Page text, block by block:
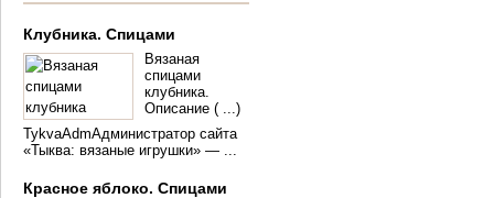
Клубника. Спицами
Вязаная
спицами
клубника.
Описание ( ...)
TykvaAdmАдминистратор сайта
«Тыква: вязаные игрушки» — ...
Красное яблоко. Спицами